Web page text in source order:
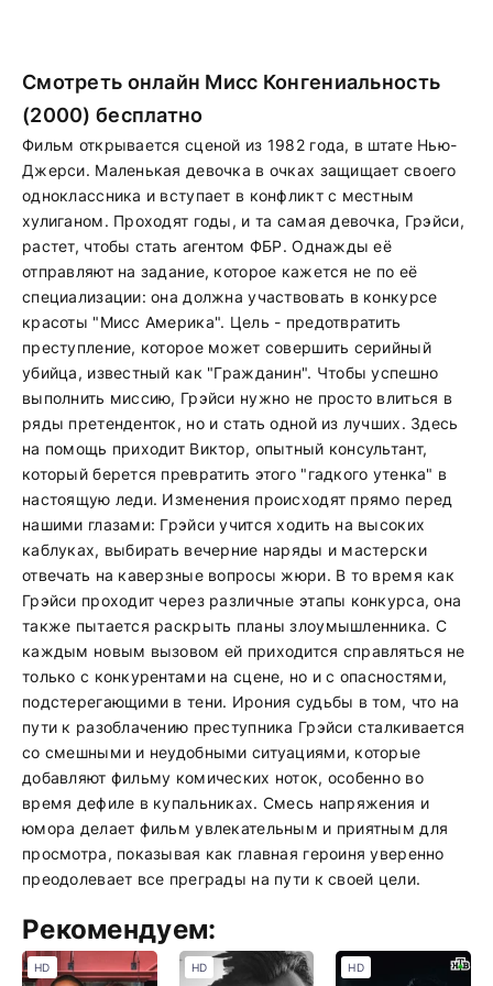
Смотреть онлайн Мисс Конгениальность
(2000) бесплатно
Фильм открывается сценой из 1982 года, в штате Нью-
Джерси. Маленькая девочка в очках защищает своего
одноклассника и вступает в конфликт с местным
хулиганом. Проходят годы, и та самая девочка, Грэйси,
растет, чтобы стать агентом ФБР. Однажды её
отправляют на задание, которое кажется не по её
специализации: она должна участвовать в конкурсе
красоты "Мисс Америка". Цель - предотвратить
преступление, которое может совершить серийный
убийца, известный как "Гражданин". Чтобы успешно
выполнить миссию, Грэйси нужно не просто влиться в
ряды претенденток, но и стать одной из лучших. Здесь
на помощь приходит Виктор, опытный консультант,
который берется превратить этого "гадкого утенка" в
настоящую леди. Изменения происходят прямо перед
нашими глазами: Грэйси учится ходить на высоких
каблуках, выбирать вечерние наряды и мастерски
отвечать на каверзные вопросы жюри. В то время как
Грэйси проходит через различные этапы конкурса, она
также пытается раскрыть планы злоумышленника. С
каждым новым вызовом ей приходится справляться не
только с конкурентами на сцене, но и с опасностями,
подстерегающими в тени. Ирония судьбы в том, что на
пути к разоблачению преступника Грэйси сталкивается
со смешными и неудобными ситуациями, которые
добавляют фильму комических ноток, особенно во
время дефиле в купальниках. Смесь напряжения и
юмора делает фильм увлекательным и приятным для
просмотра, показывая как главная героиня уверенно
преодолевает все преграды на пути к своей цели.
Рекомендуем:
HD HD HD